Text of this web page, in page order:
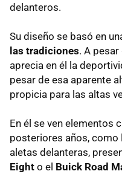
delanteros.
Su diseño se basó en
las tradiciones. A
aprecia en él la
pesar de esa aparente
propicia para las altas
En él se ven elementos
posteriores años,
aletas delanteras,
Eight o el Buick Road